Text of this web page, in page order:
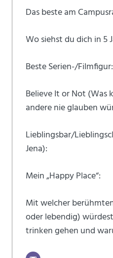
Das beste am
Wo siehst du dich in 5
Beste Serien-/Filmfigur:
Believe It or Not (Was
andere nie glauben
Lieblingsbar/
Jena):
Mein „Happy Place“:
Mit welcher
oder lebendig)
trinken gehen und